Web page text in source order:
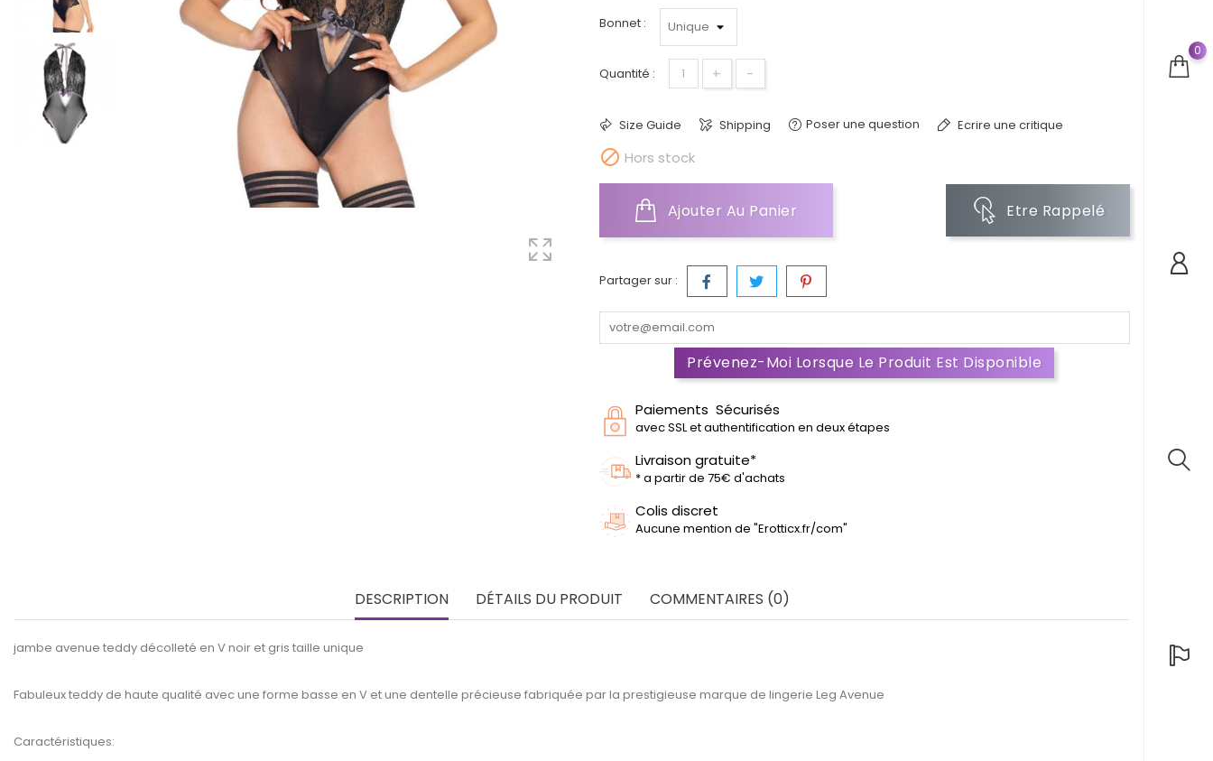
0
Bonnet :
Quantité : + -
Size Guide Shipping Poser une question Ecrire une critique
 Hors stock
Ajouter Au Panier Etre Rappelé
Partager sur :
Prévenez-Moi Lorsque Le Produit Est Disponible
Paiements Sécurisés
avec SSL et authentification en deux étapes
Livraison gratuite*
* a partir de 75€ d'achats
Colis discret
Aucune mention de "Erotticx.fr/com"
DESCRIPTION DÉTAILS DU PRODUIT COMMENTAIRES (0)
jambe avenue teddy décolleté en V noir et gris taille unique
Fabuleux teddy de haute qualité avec une forme basse en V et une dentelle précieuse fabriquée par la prestigieuse marque de lingerie Leg Avenue
Caractéristiques: